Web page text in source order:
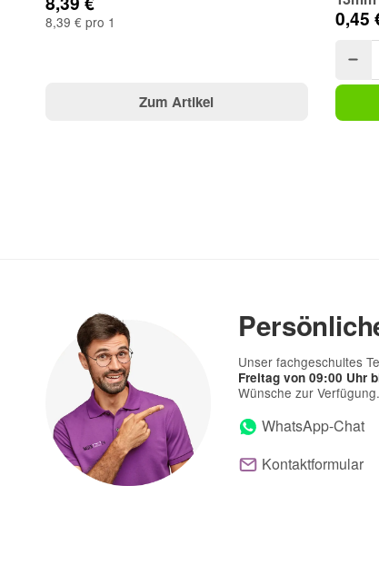
8,39 € pro 1
Zum Artikel
0,45
Unser fachgeschultes
Freitag von 09:00 Uhr
Wünsche zur Verfügung.
WhatsApp-Chat
Kontaktformular